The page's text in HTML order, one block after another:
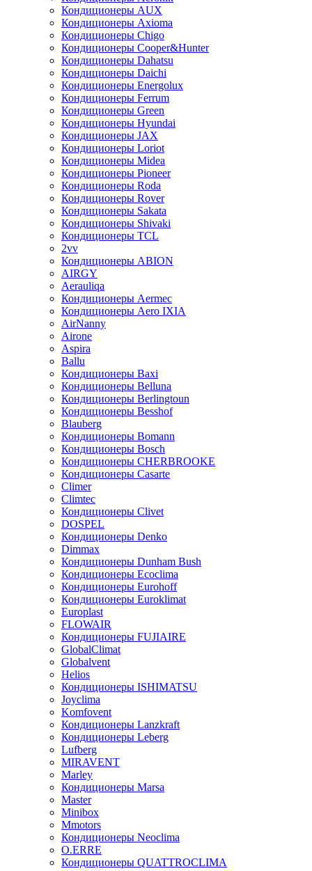
Кондиционеры AUX
Кондиционеры Axioma
Кондиционеры Chigo
Кондиционеры Cooper&Hunter
Кондиционеры Dahatsu
Кондиционеры Daichi
Кондиционеры Energolux
Кондиционеры Ferrum
Кондиционеры Green
Кондиционеры Hyundai
Кондиционеры JAX
Кондиционеры Loriot
Кондиционеры Midea
Кондиционеры Pioneer
Кондиционеры Roda
Кондиционеры Rover
Кондиционеры Sakata
Кондиционеры Shivaki
Кондиционеры TCL
2vv
Кондиционеры ABION
AIRGY
Aerauliqa
Кондиционеры Aermec
Кондиционеры Aero IXIA
AirNanny
Airone
Aspira
Ballu
Кондиционеры Baxi
Кондиционеры Belluna
Кондиционеры Berlingtoun
Кондиционеры Besshof
Blauberg
Кондиционеры Bomann
Кондиционеры Bosch
Кондиционеры CHERBROOKE
Кондиционеры Casarte
Climer
Climtec
Кондиционеры Clivet
DOSPEL
Кондиционеры Denko
Dimmax
Кондиционеры Dunham Bush
Кондиционеры Ecoclima
Кондиционеры Eurohoff
Кондиционеры Euroklimat
Europlast
FLOWAIR
Кондиционеры FUJIAIRE
GlobalClimat
Globalvent
Helios
Кондиционеры ISHIMATSU
Joyclima
Komfovent
Кондиционеры Lanzkraft
Кондиционеры Leberg
Lufberg
MIRAVENT
Marley
Кондиционеры Marsa
Master
Minibox
Mmotors
Кондиционеры Neoclima
O.ERRE
Кондиционеры QUATTROCLIMA